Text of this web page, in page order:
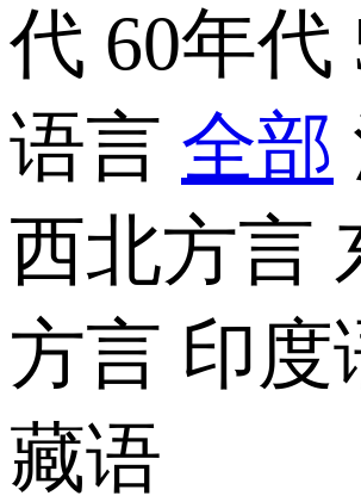
代 60年代
语言 全部
西北方言
方言 印度
藏语